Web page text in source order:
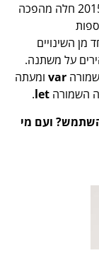
בשנת 2015 חלה מהפכה
השינויים
על משתנה.
var ומעתה
השמורה
.
ועם מי